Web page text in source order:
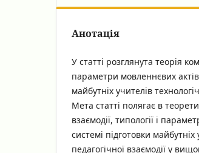
Анотація
У статті розглянута теорія
параметри мовленнєвих
майбутніх учителів
Мета статті полягає в
взаємодії, типології і
системі підготовки
педагогічної взаємодії у